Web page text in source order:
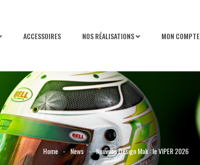
ACCESSOIRES NOS RÉALISATIONS MON COMPTE
Home - News - Nouveau Design Mak : le VIPER 2026